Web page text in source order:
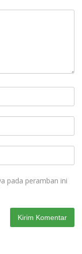
pada peramban ini